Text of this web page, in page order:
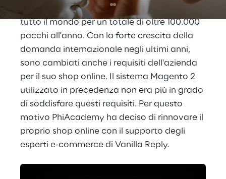
prodotti di bellezza e spedisce i suoi ordini in
tutto il mondo per un totale di oltre 100.000
pacchi all'anno. Con la forte crescita della
domanda internazionale negli ultimi anni,
sono cambiati anche i requisiti dell'azienda
per il suo shop online. Il sistema Magento 2
utilizzato in precedenza non era più in grado
di soddisfare questi requisiti. Per questo
motivo PhiAcademy ha deciso di rinnovare il
proprio shop online con il supporto degli
esperti e-commerce di Vanilla Reply.